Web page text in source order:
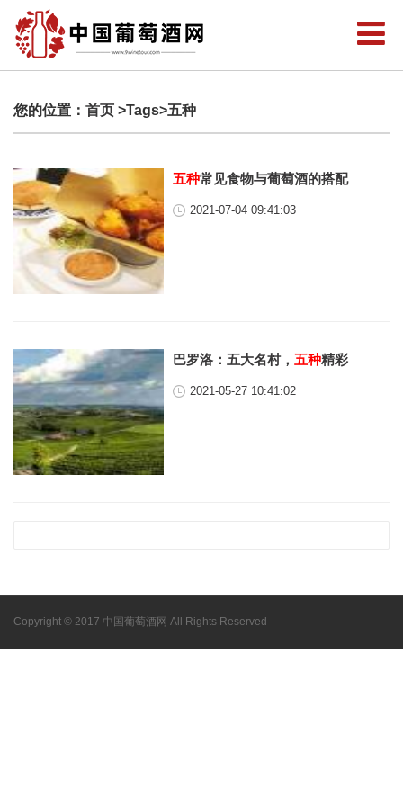
您的位置： 首页 >Tags>五种
五种常见食物与葡萄酒的搭配
2021-07-04 09:41:03
巴罗洛：五大名村，五种精彩
2021-05-27 10:41:02
Copyright © 2017 中国葡萄酒网 All Rights Reserved